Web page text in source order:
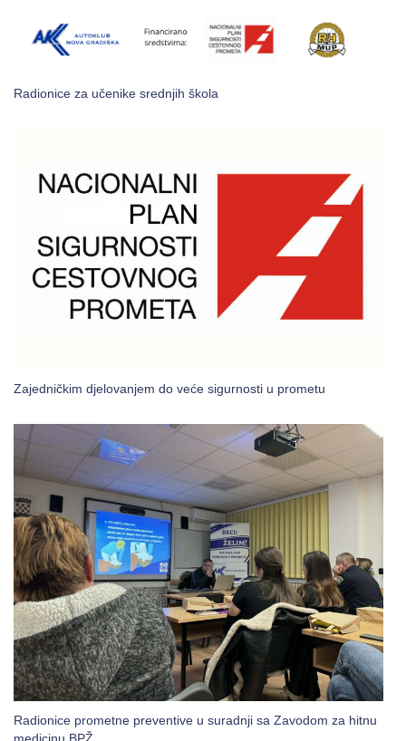
Radionice za učenike srednjih škola
Zajedničkim djelovanjem do veće sigurnosti u prometu
Radionice prometne preventive u suradnji sa Zavodom za hitnu